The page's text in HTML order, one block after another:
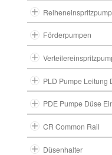
Förderpumpen
PLD Pumpe Leitung
PDE Pumpe Düse
CR Common Rail
Düsenhalter